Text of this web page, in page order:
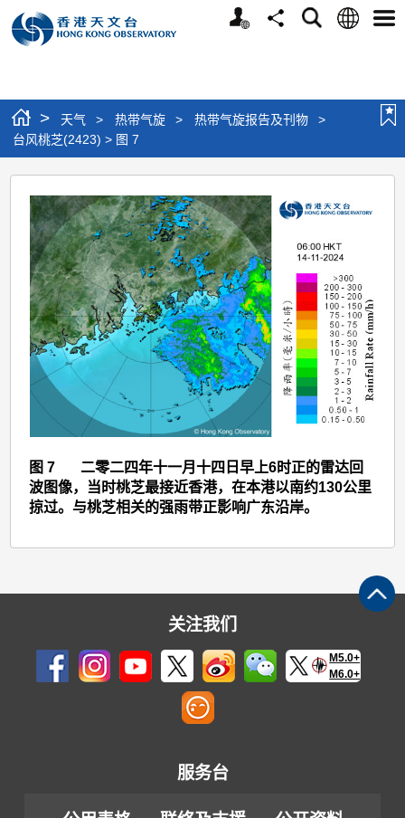
个
分
搜
语
选
> 天气 > 热带气旋 > 热带气旋报告及刊物
>
台风桃芝(2423) > 图 7
台
风
桃
芝
(2423)
图
图 7 二零二四年十一月十四日早上6时正的雷达回
波图像，当时桃芝最接近香港，在本港以南约130公里
掠过。与桃芝相关的强雨带正影响广东沿岸。
关注我们
M5.0+
M6.0+
服务台